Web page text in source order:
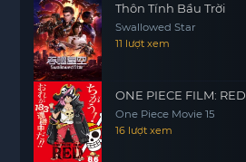
Thôn Tính Bầu Trời
Swallowed Star
11 lượt xem
ONE PIECE FILM: RED
One Piece Movie 15
16 lượt xem